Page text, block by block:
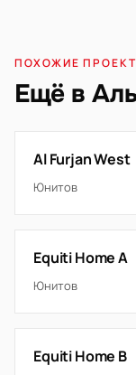
ПОХОЖИЕ
Ещё в
Al Furjan West
Юнитов
Equiti Home A
Юнитов
Equiti Home B